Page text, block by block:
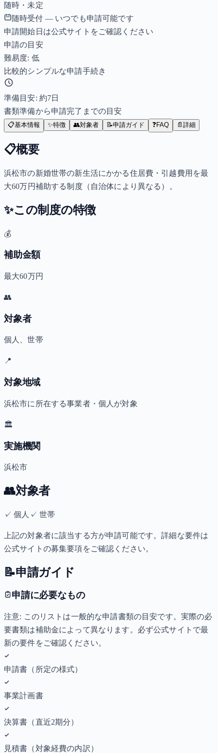
随時・未定
随時受付 — いつでも申請可能です
申請開始日は公式サイトをご確認ください
申請の目安
難易度: 低
比較的シンプルな申請手続き
準備目安: 約7日
書類準備から申請完了までの目安
📋基本情報 ✨特徴 👥対象者 📝申請ガイド ❓FAQ 📄 詳細
📋概要
浜松市の新婚世帯の新生活にかかる住居費・引越費用を最
大60万円補助する制度（自治体により異なる）。
✨この制度の特徴
💰
補助金額
最大60万円
👥
対象者
個人、世帯
📍
対象地域
浜松市に所在する事業者・個人が対象
🏛️
実施機関
浜松市
👥対象者
✓個人 ✓ 世帯
上記の対象者に該当する方が申請可能です。詳細な要件は
公式サイトの募集要項をご確認ください。
📝申請ガイド
申請に必要なもの
注意: このリストは一般的な申請書類の目安です。実際の必
要書類は補助金によって異なります。必ず公式サイトで最
新の要件をご確認ください。
申請書（所定の様式）
事業計画書
決算書（直近2期分）
見積書（対象経費の内訳）